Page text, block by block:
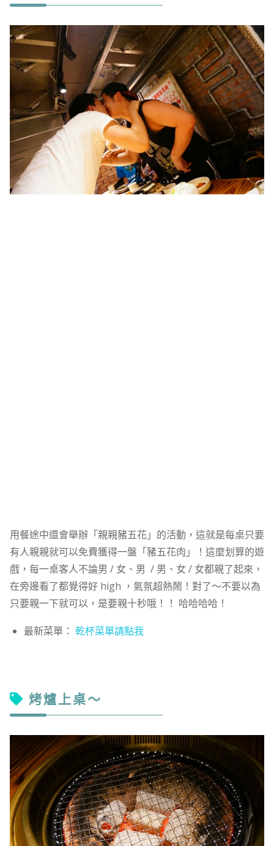
用餐途中還會舉辦「親親豬五花」的活動，這就是每桌只要
有人親親就可以免費獲得一盤「豬五花肉」！這麼划算的遊
戲，每一桌客人不論男 / 女、男 / 男、女 / 女都親了起來，
在旁邊看了都覺得好 high ，氣氛超熱鬧！對了～不要以為
只要親一下就可以，是要親十秒哦！！ 哈哈哈哈！
最新菜單： 乾杯菜單請點我
烤爐上桌～